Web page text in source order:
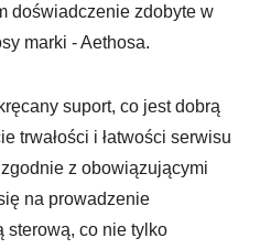
doświadczenie zdobyte w
marki - Aethosa.
suport, co jest dobrą
trwałości i łatwości serwisu
z obowiązującymi
na prowadzenie
sterową, co nie tylko